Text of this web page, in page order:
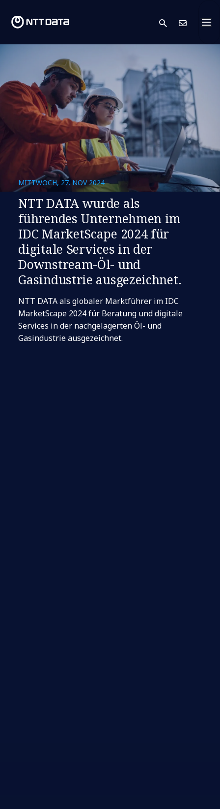
search
MITTWOCH, 27. NOV 2024
NTT DATA wurde als
führendes Unternehmen im
IDC MarketScape 2024 für
digitale Services in der
Downstream-Öl- und
Gasindustrie ausgezeichnet.
NTT DATA als globaler Marktführer im IDC
MarketScape 2024 für Beratung und digitale
Services in der nachgelagerten Öl- und
Gasindustrie ausgezeichnet.